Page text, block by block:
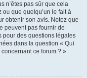
n’êtes pas sûr que cela
ou que quelqu’un le fait à
obtenir son avis. Notez que
peuvent pas fournir de
pour des questions légales
dans la question « Qui
ce forum ? ».